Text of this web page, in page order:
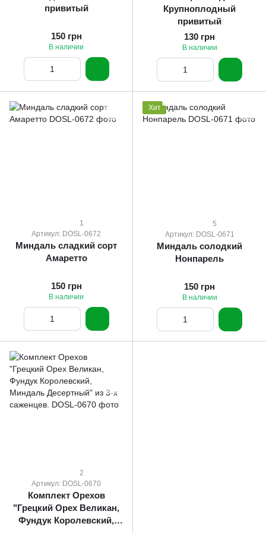
привитый
150 грн
В наличии
Крупноплодный
привитый
130 грн
В наличии
1
Артикул: DOSL-0672
Миндаль сладкий сорт
Амаретто
150 грн
В наличии
Хит
5
Артикул: DOSL-0671
Миндаль солодкий
Нонпарель
150 грн
В наличии
2
Артикул: DOSL-0670
Комплект Орехов
"Грецкий Орех Великан,
Фундук Королевский,